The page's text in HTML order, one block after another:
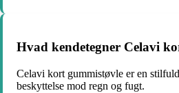
Hvad kendetegner Celavi
Celavi kort gummistøvle er en
beskyttelse mod regn og fugt.